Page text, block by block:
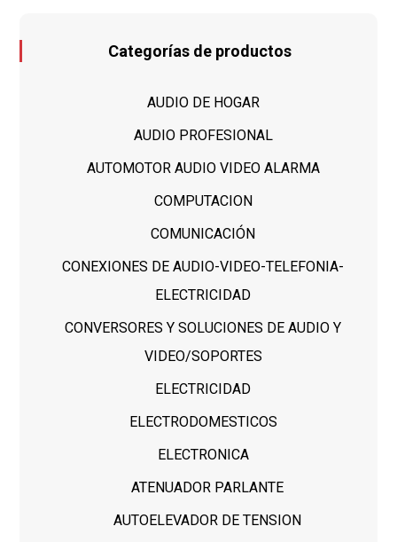
Categorías de productos
AUDIO DE HOGAR
AUDIO PROFESIONAL
AUTOMOTOR AUDIO VIDEO ALARMA
COMPUTACION
COMUNICACIÓN
CONEXIONES DE AUDIO-VIDEO-TELEFONIA-
ELECTRICIDAD
CONVERSORES Y SOLUCIONES DE AUDIO Y
VIDEO/SOPORTES
ELECTRICIDAD
ELECTRODOMESTICOS
ELECTRONICA
ATENUADOR PARLANTE
AUTOELEVADOR DE TENSION